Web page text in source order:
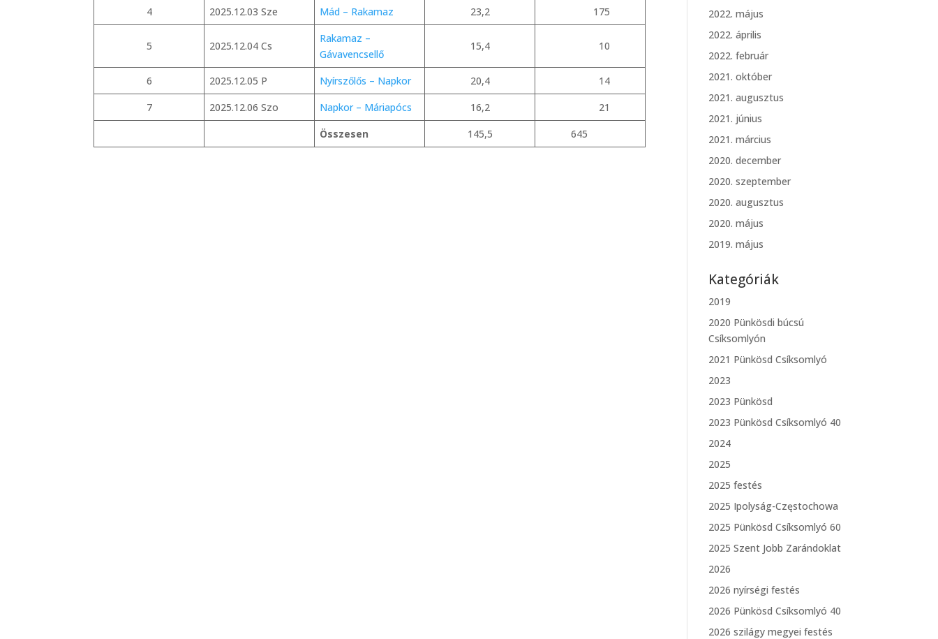
4
2025.12.03 Sze Mád – Rakamaz 23,2 175
5 2025.12.04 Cs
Rakamaz –
Gávavencsellő
15,4 10
6 2025.12.05 P Nyírszőlős – Napkor 20,4
14
7
2025.12.06 Szo Napkor – Máriapócs 16,2
21
Összesen
145,5 645
2022. május
2022. április
2022. február
2021. október
2021. augusztus
2021. június
2021. március
2020. december
2020. szeptember
2020. augusztus
2020. május
2019. május
Kategóriák
2019
2020 Pünkösdi búcsú
Csíksomlyón
2021 Pünkösd Csíksomlyó
2023
2023 Pünkösd
2023 Pünkösd Csíksomlyó 40
2024
2025
2025 festés
2025 Ipolyság-Częstochowa
2025 Pünkösd Csíksomlyó 60
2025 Szent Jobb Zarándoklat
2026
2026 nyírségi festés
2026 Pünkösd Csíksomlyó 40
2026 szilágy megyei festés